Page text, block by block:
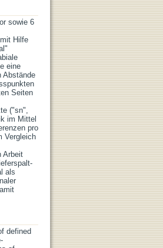
sowie 6
Hilfe
eine
Abstände
Seiten
("sn",
im Mittel
pro
Vergleich
Arbeit
als
defined